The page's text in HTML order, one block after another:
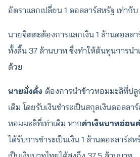
อัตราแลกเปลี่ยน 1 ดอลลาร์สหรัฐ เท่ากั
นายจิตตะต้องการแลกเงิน 1 ล้านดอลล
ทั้งสิ้น 37 ล้านบาท ซึ่งทำให้ต้นทุนการนำ
ด้วย
นายมั่งคั่ง ต้องการนำข้าวหอมมะลิที่ปลู
เดิม โดยรับเงินชำระเป็นสกุลเงินดอลลา
หอมมะลิที่เท่าเดิม หากค่าเงินบาทอ่อน
ได้รับการชำระเป็นเงิน 1 ล้านดอลลาร์ส